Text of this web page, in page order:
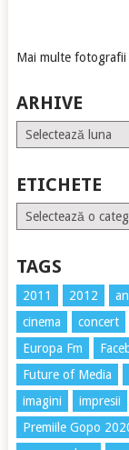
Mai multe fotografii
ARHIVE
Arhive
ETICHETE
Etichete
TAGS
2011 2012
cinema
concert
Europa Fm
Future of Media
imagini
impresii
Premiile Gopo